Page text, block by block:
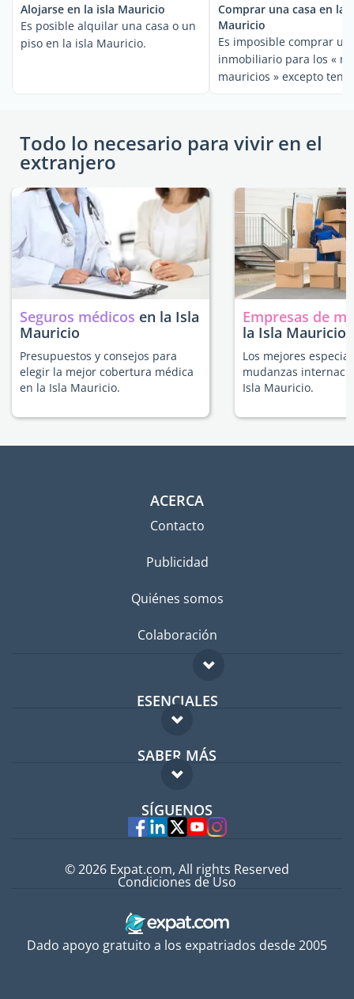
Alojarse en la isla Mauricio
Es posible alquilar una casa o un
piso en la isla Mauricio.
Comprar una casa en la
Mauricio
Es imposible comprar
inmobiliario para los « no
mauricios » excepto
Todo lo necesario para vivir en el
extranjero
Seguros médicos en la Isla
Mauricio
Presupuestos y consejos para
elegir la mejor cobertura médica
en la Isla Mauricio.
Empresas de
la Isla Mauricio
Los mejores
mudanzas
Isla Mauricio.
ACERCA
Contacto
Publicidad
Quiénes somos
Colaboración
ESENCIALES
Foro para expatriados
Guía para expatriados
Trabajos en el extranjero
SABER MÁS
FAQ
Expertos
SÍGUENOS
Dado apoyo gratuito a los expatriados desde 2005
© 2026 Expat.com, All rights Reserved
Condiciones de Uso